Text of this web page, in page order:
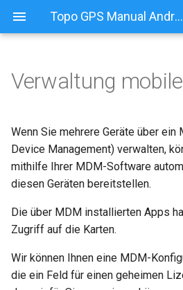
Topo GPS Manual Android
Verwaltung
Wenn Sie mehrere Geräte über
Device Management) verwalten,
mithilfe Ihrer MDM-Software
diesen Geräten bereitstellen.
Die über MDM installierten Apps
Zugriff auf die Karten.
Wir können Ihnen eine MDM-
die ein Feld für einen geheimen